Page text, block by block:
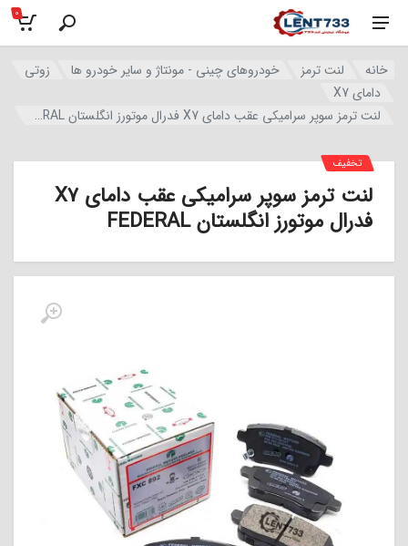
0
خانه لنت ترمز خودروهای چینی - مونتاژ و سایر خودرو ها
زوتی
دامای X7
لنت ترمز سوپر سرامیکی عقب دامای X7 فدرال موتورز انگلستان FEDERAL
لنت ترمز سوپر سرامیکی عقب دامای X7
فدرال موتورز انگلستان FEDERAL
تخفیف